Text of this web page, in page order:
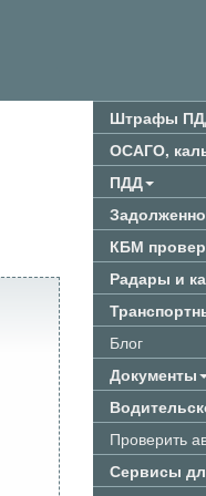
Штрафы
ОСАГО,
ПДД
КБМ
Радары и
Блог
Документы
Проверить
Сервисы